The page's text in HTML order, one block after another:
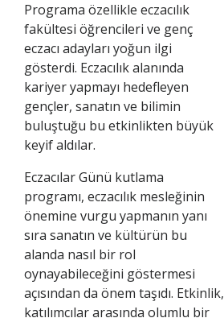
Programa özellikle eczacılık
fakültesi öğrencileri ve genç
eczacı adayları yoğun ilgi
gösterdi. Eczacılık alanında
kariyer yapmayı hedefleyen
gençler, sanatın ve bilimin
buluştuğu bu etkinlikten büyük
keyif aldılar.
Eczacılar Günü kutlama
programı, eczacılık mesleğinin
önemine vurgu yapmanın yanı
sıra sanatın ve kültürün bu
alanda nasıl bir rol
oynayabileceğini göstermesi
açısından da önem taşıdı. Etkinlik,
katılımcılar arasında olumlu bir